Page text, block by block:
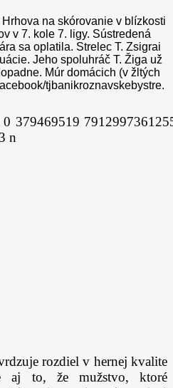
na skórovanie v blízkosti
v 7. kole 7. ligy. Sústredená
sa oplatila. Strelec T. Zsigrai
Jeho spoluhráč T. Žiga už
Múr domácich (v žltých
tjbanikroznavskebystre.
rozdiel v hernej kvalite
aj to, že mužstvo, ktoré